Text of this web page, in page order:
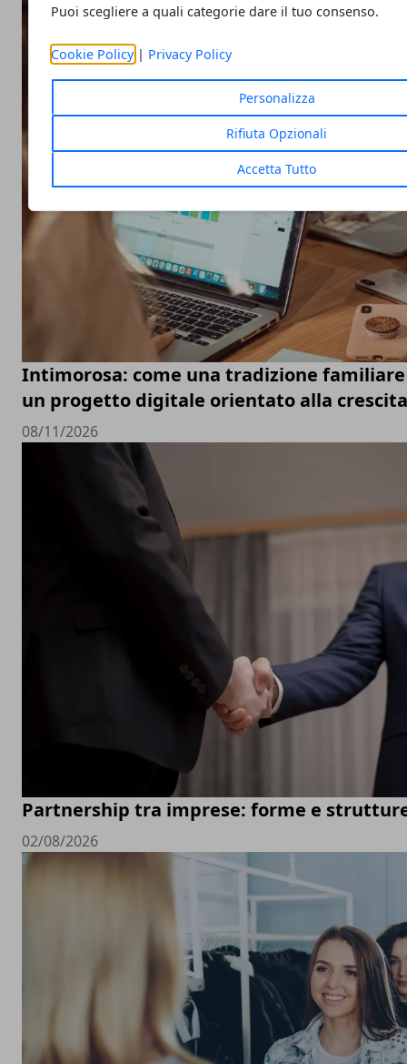
Puoi scegliere a quali categorie dare il tuo consenso.
Cookie Policy| Privacy Policy
Personalizza
Rifiuta Opzionali
Accetta Tutto
Intimorosa: come una tradizione
un progetto digitale orientato alla
08/11/2026
Partnership tra imprese: forme e
02/08/2026